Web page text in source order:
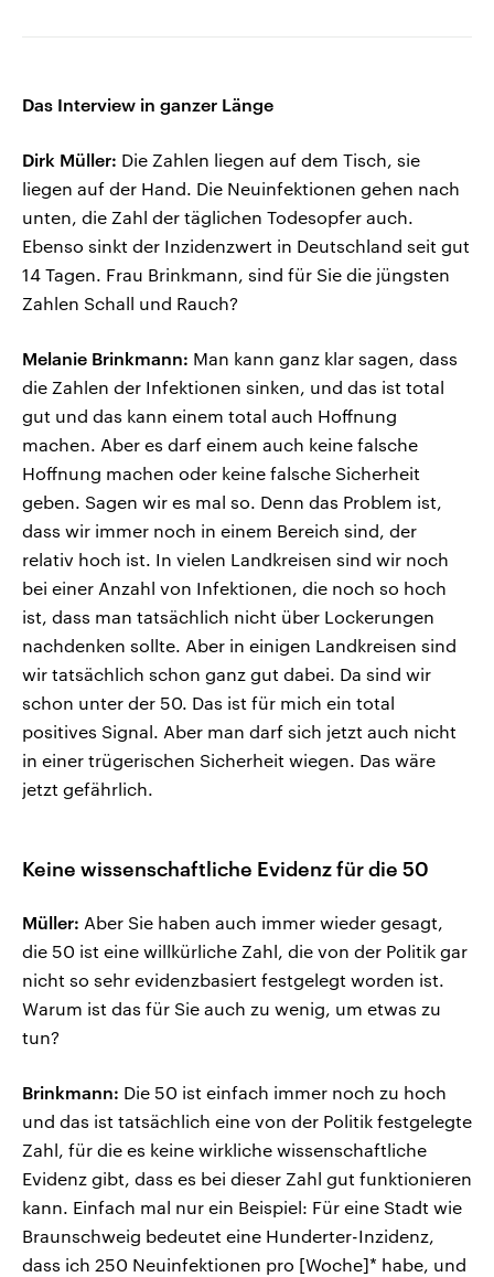
Das Interview in ganzer Länge
Dirk Müller: Die Zahlen liegen auf dem Tisch, sie
liegen auf der Hand. Die Neuinfektionen gehen nach
unten, die Zahl der täglichen Todesopfer auch.
Ebenso sinkt der Inzidenzwert in Deutschland seit gut
14 Tagen. Frau Brinkmann, sind für Sie die jüngsten
Zahlen Schall und Rauch?
Melanie Brinkmann: Man kann ganz klar sagen, dass
die Zahlen der Infektionen sinken, und das ist total
gut und das kann einem total auch Hoffnung
machen. Aber es darf einem auch keine falsche
Hoffnung machen oder keine falsche Sicherheit
geben. Sagen wir es mal so. Denn das Problem ist,
dass wir immer noch in einem Bereich sind, der
relativ hoch ist. In vielen Landkreisen sind wir noch
bei einer Anzahl von Infektionen, die noch so hoch
ist, dass man tatsächlich nicht über Lockerungen
nachdenken sollte. Aber in einigen Landkreisen sind
wir tatsächlich schon ganz gut dabei. Da sind wir
schon unter der 50. Das ist für mich ein total
positives Signal. Aber man darf sich jetzt auch nicht
in einer trügerischen Sicherheit wiegen. Das wäre
jetzt gefährlich.
Keine wissenschaftliche Evidenz für die 50
Müller: Aber Sie haben auch immer wieder gesagt,
die 50 ist eine willkürliche Zahl, die von der Politik gar
nicht so sehr evidenzbasiert festgelegt worden ist.
Warum ist das für Sie auch zu wenig, um etwas zu
tun?
Brinkmann: Die 50 ist einfach immer noch zu hoch
und das ist tatsächlich eine von der Politik festgelegte
Zahl, für die es keine wirkliche wissenschaftliche
Evidenz gibt, dass es bei dieser Zahl gut funktionieren
kann. Einfach mal nur ein Beispiel: Für eine Stadt wie
Braunschweig bedeutet eine Hunderter-Inzidenz,
dass ich 250 Neuinfektionen pro [Woche]* habe, und